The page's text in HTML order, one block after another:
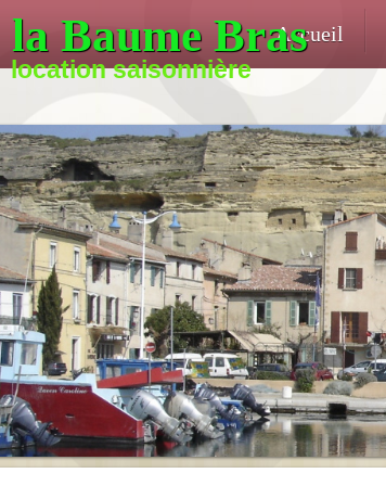
la Baume Bras
location saisonnière
Accueil